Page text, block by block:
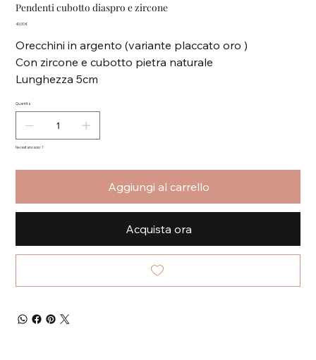
Pendenti cubotto diaspro e zircone
Prezzo
40,00 €
Orecchini in argento (variante placcato oro )
Con zircone e cubotto pietra naturale
Lunghezza 5cm
Quantità
Ne restano solo: 1
Aggiungi al carrello
Acquista ora